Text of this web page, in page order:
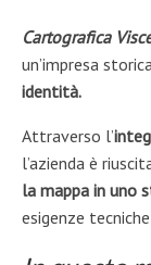
Cartografica
un’impresa
identità.
Attraverso l’
l’azienda è
la mappa in uno
esigenze